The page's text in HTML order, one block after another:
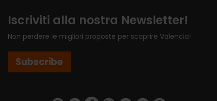
Iscriviti alla nostra Newsletter!
Non perdere le migliori proposte per scoprire Valencia!
Subscribe